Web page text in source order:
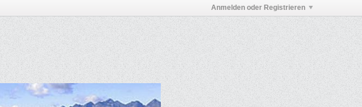
Anmelden oder Registrieren